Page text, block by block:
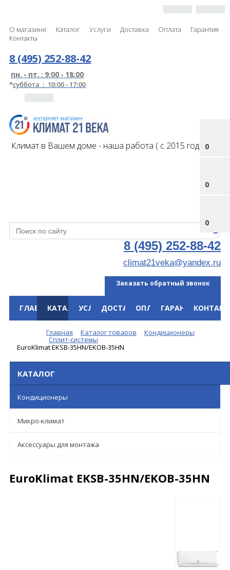
О магазине Каталог Услуги Доставка Оплата
Гарантия
Контакты
0
0
0
8 (495) 252-88-42
пн. - пт. : 9:00 - 18:00
*суббота : 10:00 - 17:00
Климат в Вашем доме - наша работа ( с 2015 года )
8 (495) 252-88-42
climat21veka@yandex.ru
Заказать обратный звонок
ГЛАВНАЯКАТАЛОГУСЛУГИДОСТАВКАОПЛАТАГАРАНТИЯ
Главная Каталог товаров Кондиционеры
Сплит-системы
EuroKlimat EKSB-35HN/EKOB-35HN
КАТАЛОГ
Кондиционеры
Микро-климат
Аксессуары для монтажа
EuroKlimat EKSB-35HN/EKOB-35HN